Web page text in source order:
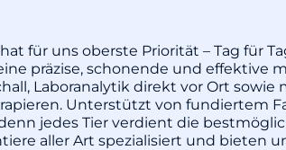
für uns oberste Priorität – Tag für
präzise, schonende und effektive
Laboranalytik direkt vor Ort
Unterstützt von fundiertem
jedes Tier verdient die
aller Art spezialisiert und bieten